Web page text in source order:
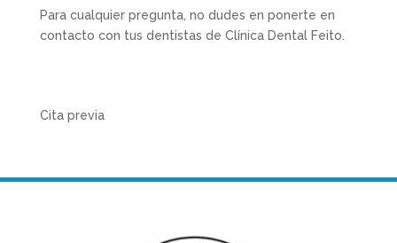
Para cualquier pregunta, no dudes en ponerte en
contacto con tus dentistas de Clínica Dental Feito.
Cita previa